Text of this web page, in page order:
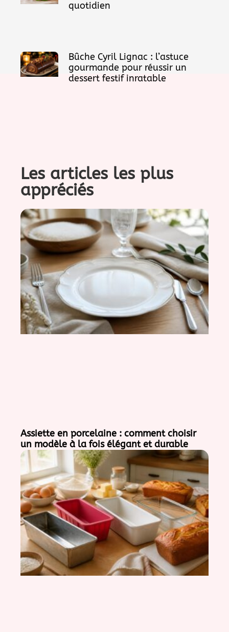
quotidien
Bûche Cyril Lignac : l’astuce
gourmande pour réussir un
dessert festif inratable
Les articles les plus
appréciés
Assiette en porcelaine : comment choisir
un modèle à la fois élégant et durable